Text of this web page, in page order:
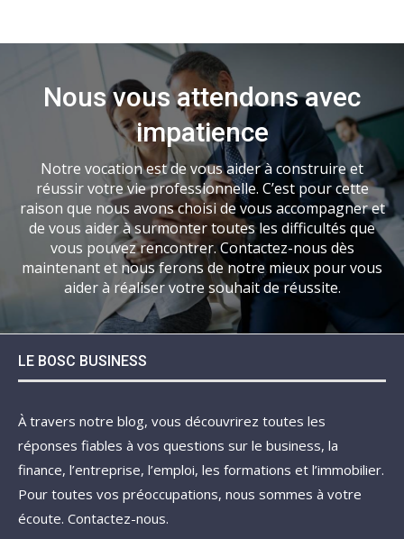
Nous vous attendons avec
impatience
Notre vocation est de vous aider à construire et
réussir votre vie professionnelle. C’est pour cette
raison que nous avons choisi de vous accompagner et
de vous aider à surmonter toutes les difficultés que
vous pouvez rencontrer. Contactez-nous dès
maintenant et nous ferons de notre mieux pour vous
aider à réaliser votre souhait de réussite.
LE BOSC BUSINESS
À travers notre blog, vous découvrirez toutes les
réponses fiables à vos questions sur le business, la
finance, l’entreprise, l’emploi, les formations et l’immobilier.
Pour toutes vos préoccupations, nous sommes à votre
écoute. Contactez-nous.